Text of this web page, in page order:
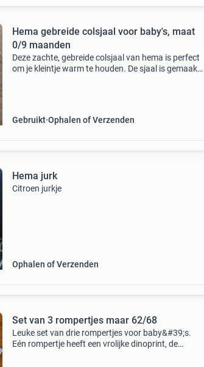
Hema gebreide colsjaal voor baby's, maat
0/9 maanden
Deze zachte, gebreide colsjaal van hema is perfect
om je kleintje warm te houden. De sjaal is gemaakt
Gebruikt Ophalen of Verzenden
Hema jurk
Citroen jurkje
Ophalen of Verzenden
Set van 3 rompertjes maar 62/68
Leuke set van drie rompertjes voor baby&#39;s.
Eén rompertje heeft een vrolijke dinoprint, de